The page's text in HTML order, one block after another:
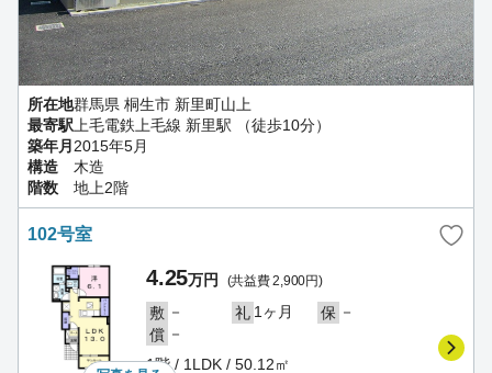
所在地群馬県 桐生市 新里町山上
最寄駅 上毛電鉄上毛線 新里駅 （徒歩10分）
築年月 2015年5月
構造
木造
階数
地上2階
102号室
4.25万円 (共益費 2,900円)
敷 － 礼 1ヶ月 保 －
償 －
1階 / 1LDK / 50.12㎡